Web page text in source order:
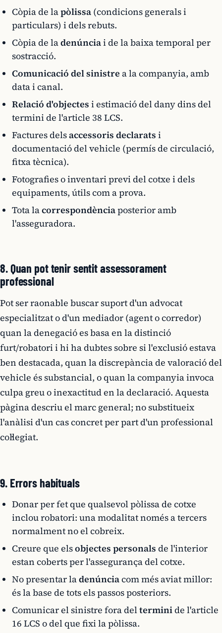
Còpia de lapòlissa (condicions generals i
particulars) i dels rebuts.
Còpia de ladenúnciai de la baixa temporal per
sostracció.
Comunicació del sinistre a la companyia, amb
data i canal.
Relació d'objectes i estimació del dany dins del
termini de l'article 38 LCS.
Factures delsaccessoris declarats i
documentació del vehicle (permís de circulació,
fitxa tècnica).
Fotografies o inventari previ del cotxe i dels
equipaments, útils com a prova.
Tota lacorrespondènciaposterior amb
l'asseguradora.
8. Quan pot tenir sentit assessorament
professional
Pot ser raonable buscar suport d'un advocat
especialitzat o d'un mediador (agent o corredor)
quan la denegació es basa en la distinció
furt/robatori i hi ha dubtes sobre si l'exclusió estava
ben destacada, quan la discrepància de valoració del
vehicle és substancial, o quan la companyia invoca
culpa greu o inexactitud en la declaració. Aquesta
pàgina descriu el marc general; no substitueix
l'anàlisi d'un cas concret per part d'un professional
col·legiat.
9. Errors habituals
Donar per fet que qualsevol pòlissa de cotxe
inclou robatori: una modalitat només a tercers
normalment no el cobreix.
Creure que elsobjectes personals de l'interior
estan coberts per l'assegurança del cotxe.
No presentar ladenúnciacom més aviat millor:
és la base de tots els passos posteriors.
Comunicar el sinistre fora delterminide l'article
16 LCS o del que fixi la pòlissa.